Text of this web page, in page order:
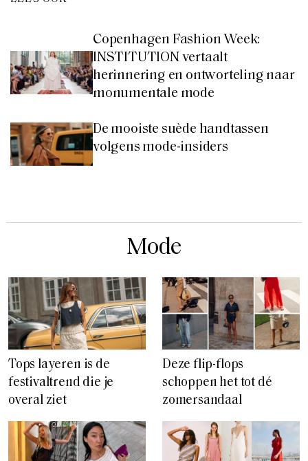
Copenhagen Fashion Week:
INSTITUTION vertaalt
herinnering en ontworteling naar
monumentale mode
De mooiste suède handtassen
volgens mode-insiders
Mode
Tops layeren is de
festivaltrend die je
overal ziet
Deze flip-flops
schoppen het tot dé
zomersandaal